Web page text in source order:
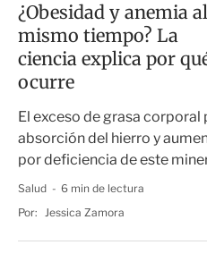
¿Obesidad y anemia al
mismo tiempo? La
ciencia explica por
ocurre
El exceso de grasa
absorción del hierro y
por deficiencia de este
Salud
6 min de lectura
Por: Jessica Zamora